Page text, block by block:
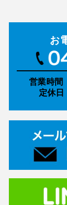
お
営業時間
定休日